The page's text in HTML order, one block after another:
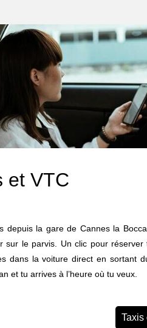
et VTC
depuis la gare de Cannes la
sur le parvis. Un clic pour réserver
dans la voiture direct en sortant
et tu arrives à l’heure où tu veux.
Taxis